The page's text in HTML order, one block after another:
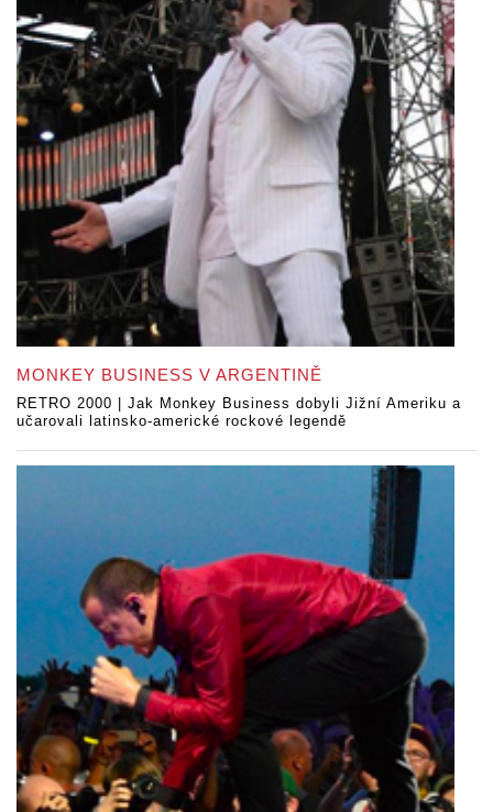
MONKEY BUSINESS V ARGENTINĚ
RETRO 2000 | Jak Monkey Business dobyli Jižní Ameriku a
učarovali latinsko-americké rockové legendě